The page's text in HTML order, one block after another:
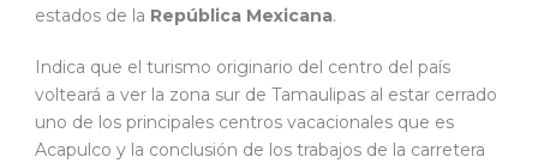
estados de la República Mexicana.
Indica que el turismo originario del centro del país
volteará a ver la zona sur de Tamaulipas al estar cerrado
uno de los principales centros vacacionales que es
Acapulco y la conclusión de los trabajos de la carretera